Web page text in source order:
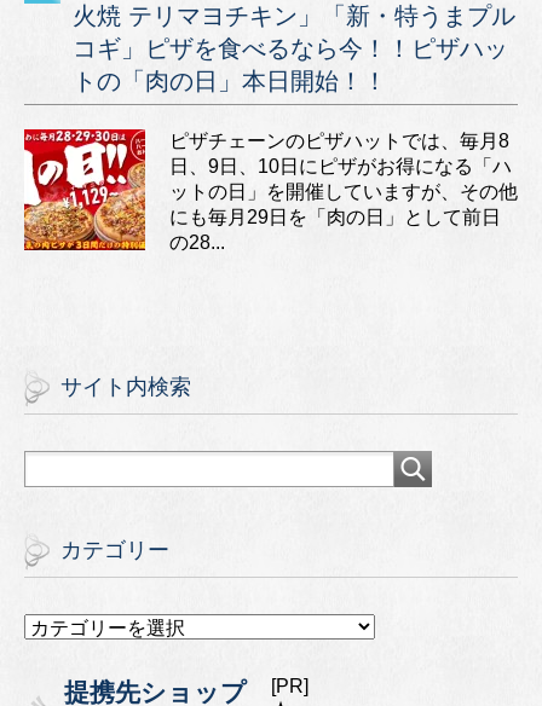
火焼 テリマヨチキン」「新・特うまプル
コギ」ピザを食べるなら今！！ピザハッ
トの「肉の日」本日開始！！
ピザチェーンのピザハットでは、毎月8
日、9日、10日にピザがお得になる「ハ
ットの日」を開催していますが、その他
にも毎月29日を「肉の日」として前日
の28...
サイト内検索
カテゴリー
カ
リ
提携先ショップ
[PR]